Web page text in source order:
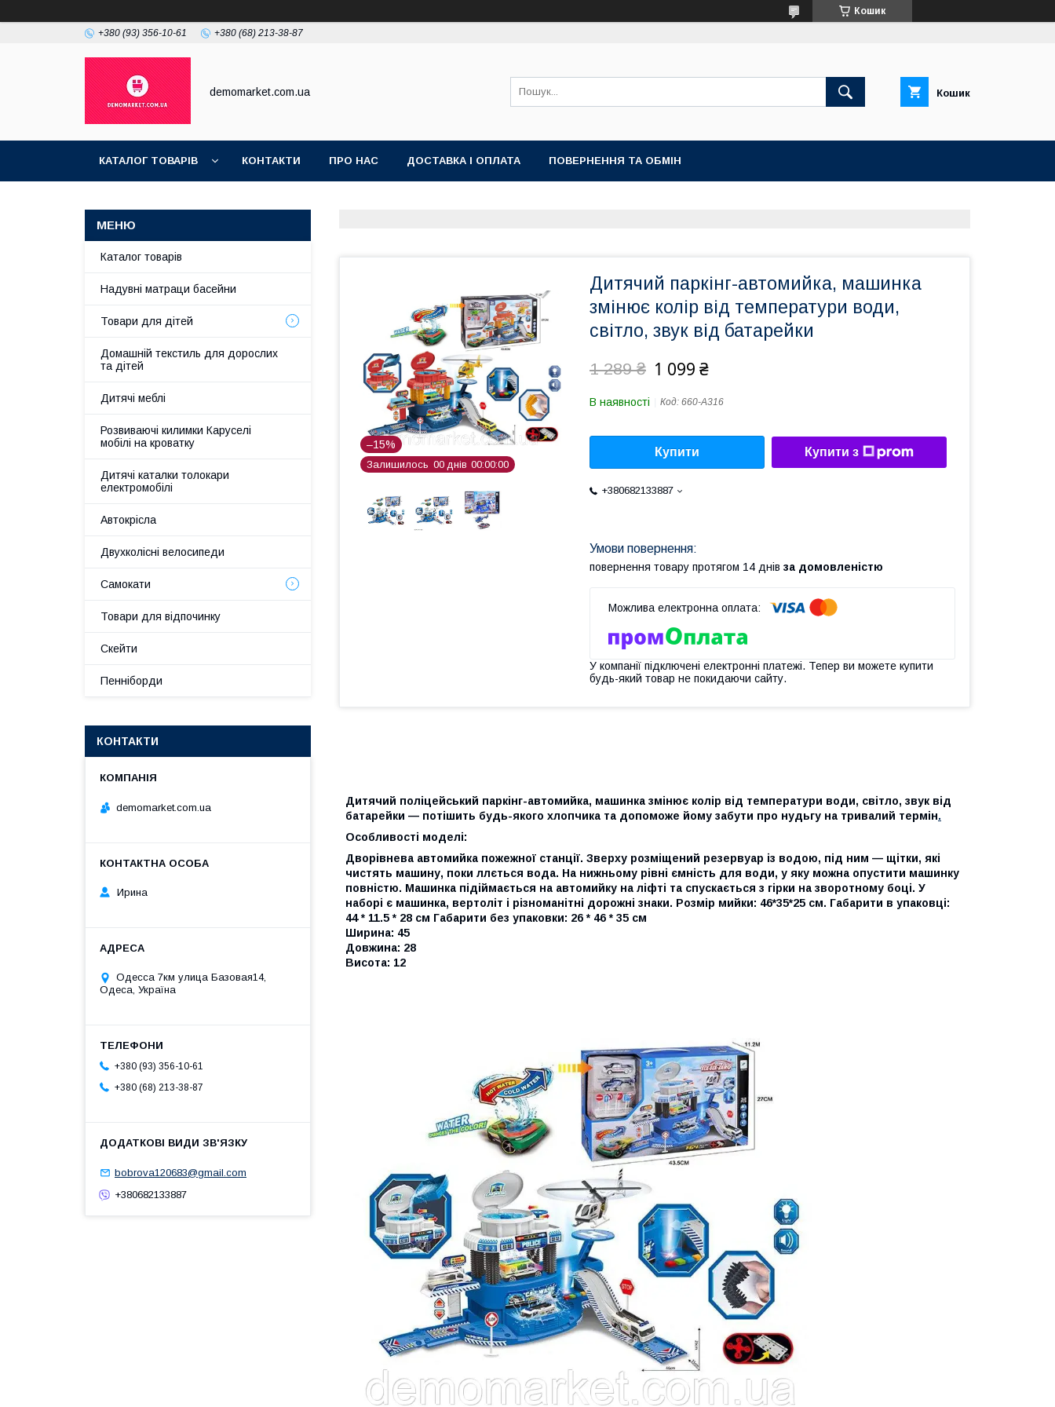
Кошик
+380 (93) 356-10-61 +380 (68) 213-38-87
demomarket.com.ua Кошик
КАТАЛОГ ТОВАРІВ КОНТАКТИ ПРО НАС ДОСТАВКА І ОПЛАТА ПОВЕРНЕННЯ ТА ОБМІН
–15%
Залишилось 00 днів 00 00 00
Дитячий паркінг-автомийка, машинка
змінює колір від температури води,
світло, звук від батарейки
1 289 ₴ 1 099 ₴
В наявності Код: 660-А316
Купити Купити з
+380682133887
повернення товару протягом 14 днів за домовленістю
У компанії підключені електронні платежі. Тепер ви можете купити
будь-який товар не покидаючи сайту.
Дитячий поліцейський паркінг-автомийка, машинка змінює колір від температури води, світло, звук від
батарейки — потішить будь-якого хлопчика та допоможе йому забути про нудьгу на тривалий термін.
Особливості моделі:
Дворівнева автомийка пожежної станції. Зверху розміщений резервуар із водою, під ним — щітки, які
чистять машину, поки ллється вода. На нижньому рівні ємність для води, у яку можна опустити машинку
повністю. Машинка підіймається на автомийку на ліфті та спускається з гірки на зворотному боці. У
наборі є машинка, вертоліт і різноманітні дорожні знаки. Розмір мийки: 46*35*25 см. Габарити в упаковці:
44 * 11.5 * 28 см Габарити без упаковки: 26 * 46 * 35 см
Ширина: 45
Довжина: 28
Висота: 12
Каталог товарів
Надувні матраци басейни
Товари для дітей
Домашній текстиль для дорослих
та дітей
Дитячі меблі
Розвиваючі килимки Каруселі
мобілі на кроватку
Дитячі каталки толокари
електромобілі
Автокрісла
Двухколісні велосипеди
Самокати
Товари для відпочинку
Скейти
Пенніборди
КОНТАКТИ
demomarket.com.ua
Ирина
Одесса 7км улица Базовая14,
Одеса, Україна
+380 (93) 356-10-61
+380 (68) 213-38-87
bobrova120683@gmail.com
+380682133887